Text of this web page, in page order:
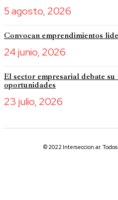
5 agosto, 2026
Convocan emprendimientos
24 junio, 2026
El sector empresarial debate
oportunidades
23 julio, 2026
© 2022 Interseccion.ar.